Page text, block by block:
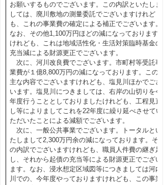
お願いするものでございます。この内訳といたしま
しては、廃川敷地の測量委託でございますけれど
も、これの事業費の確定による補正でございます。
なお、その他1,100万円ほどの減になっております
けれども、これは地域活性化・生活対策臨時基金の
充当減による財源更正でございます。
次に、河川改良費でございます。市町村等受託事
業費が１億8,800万円の減になっております。この
主な内容でございますけれども、塩見川ほかでござ
います。塩見川につきましては、右岸の山切りを今
年度行うこととしておりましたけれども、工程見直
し等によりましてこれを22年度に繰り延べさせてい
ただいたことによる減額でございます。
次に、一般公共事業でございます。トータルとい
たしまして2,300万円余の減になっております。そ
の内訳でございますけれども、職員人件費の継ぎ足
し、それから起債の充当等による財源更正でござい
ます。なお、浸水想定区域図等につきましては河内
川での、今年度やっておりますけれども、この事業